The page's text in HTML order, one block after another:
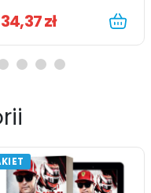
34,37 zł